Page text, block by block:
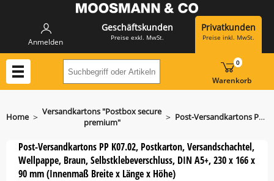
Anmelden
Geschäftskunden
Preise exkl. MwSt.
Privatkunden
Preise inkl. MwSt.
Suchbegriff oder Artikelnummer hier
Warenkorb
0
Home > Versandkartons "Postbox secure
premium"
> Post-Versandkartons PP K07.02 aus stabiler Wellpappe
Post-Versandkartons PP K07.02, Postkarton, Versandschachtel,
Wellpappe, Braun, Selbstklebeverschluss, DIN A5+, 230 x 166 x
90 mm (Innenmaß Breite x Länge x Höhe)